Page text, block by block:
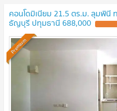
คอนโดมิเนียม 21.5 ตร.ม. ลุมพินี
ธัญบุรี ปทุมธานี 688,000
Premium